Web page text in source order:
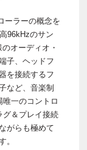
ーラーの概念を
96kHzのサン
オーディオ・
子、ヘッドフ
を接続するフ
など、音楽制
一のコントロ
グ＆プレイ接続
がらも極めて
。